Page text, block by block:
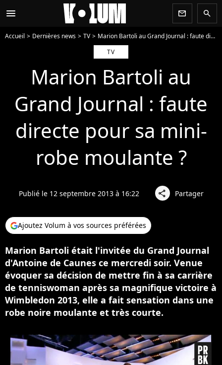
menu newsletter search
Accueil Dernières news TV
Marion Bartoli au Grand Journal : faute directe pour sa mini-robe moulante ?
TV
Marion Bartoli au
Grand Journal : faute
directe pour sa mini-
robe moulante ?
Publié le 12 septembre 2013 à 16:22 share Partager
Ajoutez Volum à vos sources préférées
Marion Bartoli était l'invitée du Grand Journal
d'Antoine de Caunes ce mercredi soir. Venue
évoquer sa décision de mettre fin à sa carrière
de tenniswoman après sa magnifique victoire à
Wimbledon 2013, elle a fait sensation dans une
robe noire moulante et très courte.